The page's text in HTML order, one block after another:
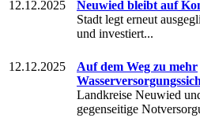
12.12.2025
Neuwied bleibt auf
Stadt legt erneut
und investiert...
12.12.2025
Auf dem Weg zu mehr
Landkreise Neuwied
gegenseitige